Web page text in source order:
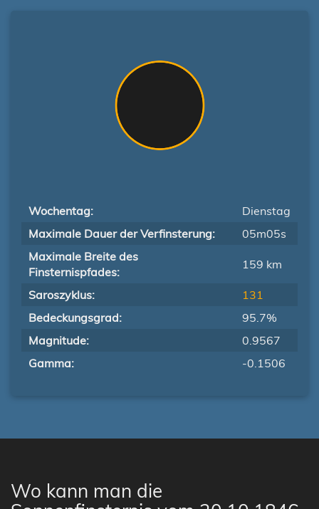
Wochentag:
Dienstag
Maximale Dauer der Verfinsterung:
05m05s
Maximale Breite des
Finsternispfades:
159 km
Saroszyklus:
131
Bedeckungsgrad:
95.7%
Magnitude:
0.9567
Gamma:
-0.1506
Wo kann man die